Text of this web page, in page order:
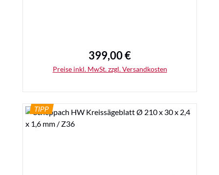
Regulärer Preis:
399,00 €
Preise inkl. MwSt. zzgl. Versandkosten
TIPP